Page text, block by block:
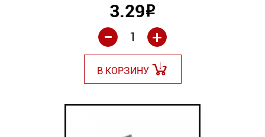
3.29Р
+
-
В КОРЗИНУ